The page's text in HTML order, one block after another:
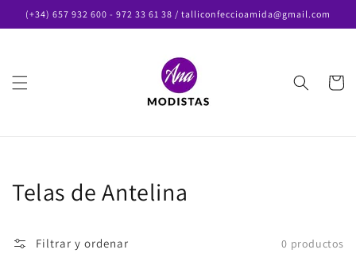
directamente
al contenido
(+34) 657 932 600 - 972 33 61 38 / talliconfeccioamida@gmail.com
Carrito
Colección:
Telas de Antelina
Filtrar y ordenar 0 productos